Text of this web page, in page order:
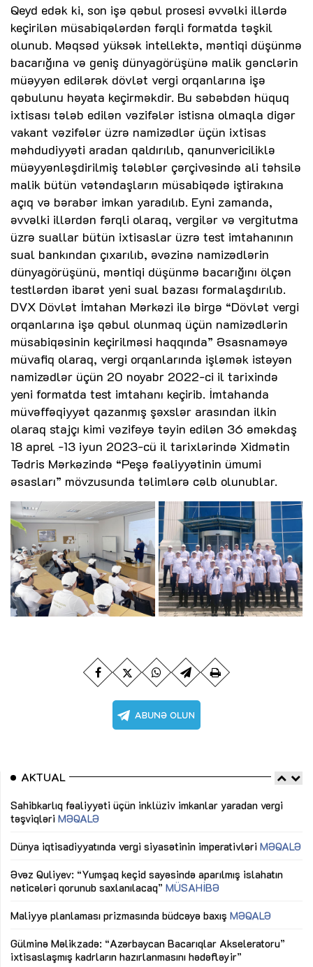
Qeyd edək ki, son işə qəbul prosesi əvvəlki illərdə
keçirilən müsabiqələrdən fərqli formatda təşkil
olunub. Məqsəd yüksək intellektə, məntiqi düşünmə
bacarığına və geniş dünyagörüşünə malik gənclərin
müəyyən edilərək dövlət vergi orqanlarına işə
qəbulunu həyata keçirməkdir. Bu səbəbdən hüquq
ixtisası tələb edilən vəzifələr istisna olmaqla digər
vakant vəzifələr üzrə namizədlər üçün ixtisas
məhdudiyyəti aradan qaldırılıb, qanunvericiliklə
müəyyənləşdirilmiş tələblər çərçivəsində ali təhsilə
malik bütün vətəndaşların müsabiqədə iştirakına
açıq və bərabər imkan yaradılıb. Eyni zamanda,
əvvəlki illərdən fərqli olaraq, vergilər və vergitutma
üzrə suallar bütün ixtisaslar üzrə test imtahanının
sual bankından çıxarılıb, əvəzinə namizədlərin
dünyagörüşünü, məntiqi düşünmə bacarığını ölçən
testlərdən ibarət yeni sual bazası formalaşdırılıb.
DVX Dövlət İmtahan Mərkəzi ilə birgə “Dövlət vergi
orqanlarına işə qəbul olunmaq üçün namizədlərin
müsabiqəsinin keçirilməsi haqqında” Əsasnaməyə
müvafiq olaraq, vergi orqanlarında işləmək istəyən
namizədlər üçün 20 noyabr 2022-ci il tarixində
yeni formatda test imtahanı keçirib. İmtahanda
müvəffəqiyyət qazanmış şəxslər arasından ilkin
olaraq stajçı kimi vəzifəyə təyin edilən 36 əməkdaş
18 aprel -13 iyun 2023-cü il tarixlərində Xidmətin
Tədris Mərkəzində “Peşə fəaliyyətinin ümumi
əsasları” mövzusunda təlimlərə cəlb olunublar.
AKTUAL
Sahibkarlıq fəaliyyəti üçün inklüziv imkanlar yaradan vergi
təşviqləri MƏQALƏ
Dünya iqtisadiyyatında vergi siyasətinin imperativləri MƏQALƏ
Əvəz Quliyev: “Yumşaq keçid sayəsində aparılmış islahatın
nəticələri qorunub saxlanılacaq” MÜSAHİBƏ
Maliyyə planlaması prizmasında büdcəyə baxış MƏQALƏ
Gülminə Məlikzadə: “Azərbaycan Bacarıqlar Akseleratoru”
ixtisaslaşmış kadrların hazırlanmasını hədəfləyir”